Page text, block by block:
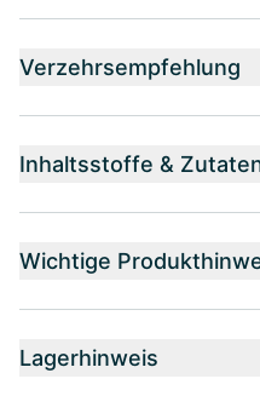
Verzehrsempfehlung
Inhaltsstoffe &
Wichtige
Lagerhinweis